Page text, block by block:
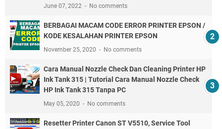
June 07, 2022 No comments
BERBAGAI MACAM CODE ERROR PRINTER EPSON /
KODE KESALAHAN PRINTER EPSON
November 25, 2020 No comments
Cara Manual Nozzle Check Dan Cleaning Printer HP
Ink Tank 315 | Tutorial Cara Manual Nozzle Check
HP Ink Tank 315 Tanpa PC
May 05, 2020 No comments
Resetter Printer Canon ST V5510, Service Tool